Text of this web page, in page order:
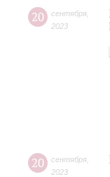
20 сентября
2023
20 сентября
2023